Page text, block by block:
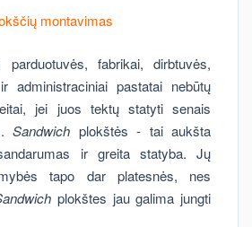
montavimas
parduotuvės, fabrikai, dirbtuvės,
administraciniai pastatai nebūtų
jei juos tektų statyti senais
Sandwich plokštės - tai aukšta
ir greita statyba. Jų
tapo dar platesnės, nes
plokštes jau galima jungti